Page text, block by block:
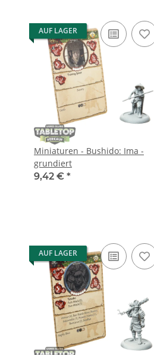
AUF LAGER
Miniaturen - Bushido: Ima -
grundiert
9,42 € *
AUF LAGER